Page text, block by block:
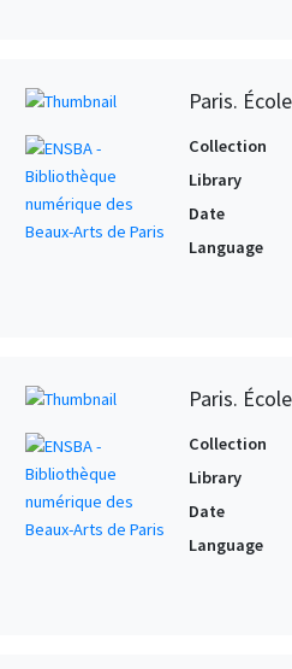
Paris.
Collection
Library
Date
Language
Paris.
Collection
Library
Date
Language